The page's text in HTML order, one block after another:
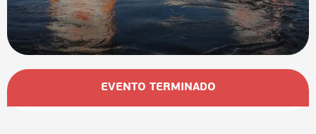
Horarios y datos de contacto
EVENTO TERMINADO